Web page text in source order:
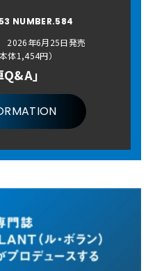
NUMBER.584
2026年6月25日発売
体1,454円）
Q&A」